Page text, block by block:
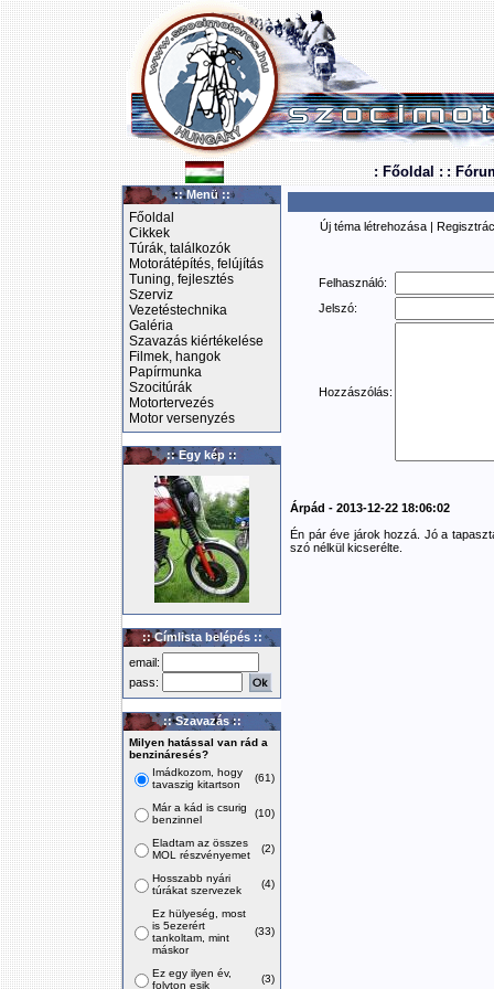
: Főoldal : :
:: Menü ::
Főoldal
Cikkek
Túrák, találkozók
Motorátépítés, felújítás
Tuning, fejlesztés
Szerviz
Vezetéstechnika
Galéria
Szavazás kiértékelése
Filmek, hangok
Papírmunka
Szocitúrák
Motortervezés
Motor versenyzés
:: Egy kép ::
:: Címlista belépés ::
email:
pass:
:: Szavazás ::
Milyen hatással van rád a
benzináresés?
Imádkozom, hogy
tavaszig kitartson
(61)
Már a kád is csurig
benzinnel
(10)
Eladtam az összes
MOL részvényemet
(2)
Hosszabb nyári
túrákat szervezek
(4)
Ez hülyeség, most
is 5ezerért
tankoltam, mint
máskor
(33)
Ez egy ilyen év,
folyton esik
(3)
Új téma létrehozása |
Felhasználó:
Jelszó:
Hozzászólás:
Árpád - 2013-12-22 18:06:02
Én pár éve járok hozzá. Jó a
szó nélkül kicserélte.